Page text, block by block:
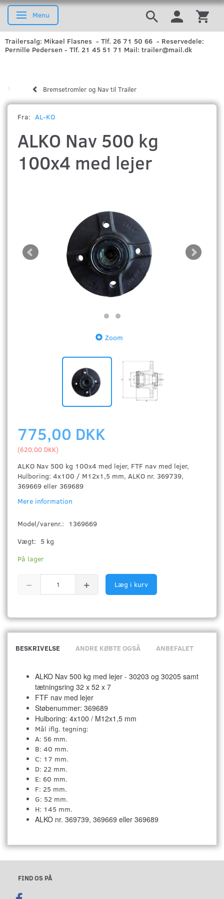
Skifte navigation
Menu
Trailersalg: Mikael Flasnes - Tlf. 26 71 50 66 - Reservedele:
Pernille Pedersen - Tlf. 21 45 51 71 Mail: trailer@mail.dk
Bremsetromler og Nav til Trailer
Fra: AL-KO
ALKO Nav 500 kg
100x4 med lejer
Zoom
775,00 DKK
(620,00 DKK)
ALKO Nav 500 kg 100x4 med lejer, FTF nav med lejer,
Hulboring: 4x100 / M12x1,5 mm, ALKO nr. 369739,
369669 eller 369689
Mere information
Model/varenr.:
1369669
Vægt: 5 kg
På lager
Læg i kurv
BESKRIVELSE ANDRE KØBTE OGSÅ ANBEFALET
ALKO Nav 500 kg med lejer - 30203 og 30205 samt
tætningsring 32 x 52 x 7
FTF nav med lejer
Støbenummer: 369689
Hulboring: 4x100 / M12x1,5 mm
Mål iflg. tegning:
A: 56 mm.
B: 40 mm.
C: 17 mm.
D: 22 mm.
E: 60 mm.
F: 25 mm.
G: 52 mm.
H: 145 mm.
ALKO nr. 369739, 369669 eller 369689
FIND OS PÅ